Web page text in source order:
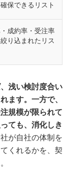
保できるリスト
成約率・受注率
り込まれたリス
浅い検討度合い
ます。一方で、
規模が限られて
ても、消化しき
が自社の体制を
くれるかを、契